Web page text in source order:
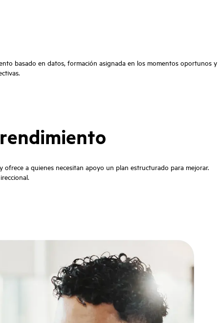
basado en datos, formación asignada en los momentos oportunos y
a quienes necesitan apoyo un plan estructurado para mejorar.